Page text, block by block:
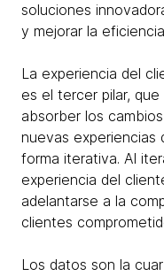
soluciones
y mejorar la
La experiencia del
es el tercer pilar,
absorber los
nuevas experiencias
forma iterativa. Al
experiencia del
adelantarse a la
clientes
Los datos son la